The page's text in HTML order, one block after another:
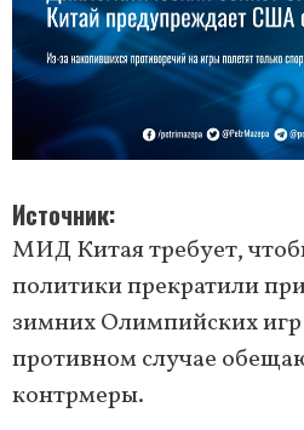
Источник
МИД Китая требует,
политики прекратили
зимних Олимпийских
противном случае
контрмеры.